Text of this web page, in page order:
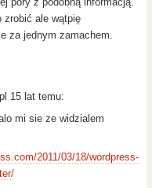
zrobić ale wątpię
za jednym zamachem.
15 lat temu:
mi sie ze widzialem
2011/03/18/wordpress-